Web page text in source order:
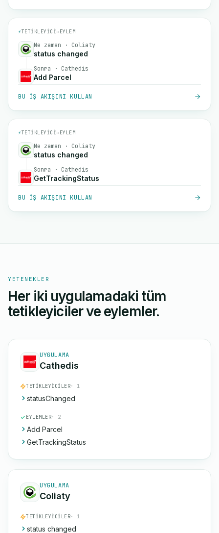
⚡TETIKLEYICI→EYLEM
Ne zaman · Coliaty
status changed
Sonra · Cathedis
Add Parcel
BU IŞ AKIŞINI KULLAN
⚡TETIKLEYICI→EYLEM
Ne zaman · Coliaty
status changed
Sonra · Cathedis
GetTrackingStatus
BU IŞ AKIŞINI KULLAN
YETENEKLER
Her iki uygulamadaki tüm
tetikleyiciler ve eylemler.
UYGULAMA
Cathedis
TETIKLEYICILER· 1
statusChanged
EYLEMLER· 2
Add Parcel
GetTrackingStatus
UYGULAMA
Coliaty
TETIKLEYICILER· 1
status changed